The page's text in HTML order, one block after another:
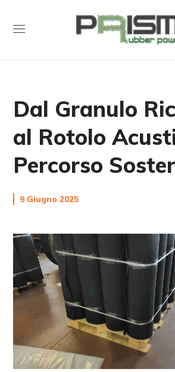
Dal Granulo
al Rotolo
Percorso
9 Giugno 2025